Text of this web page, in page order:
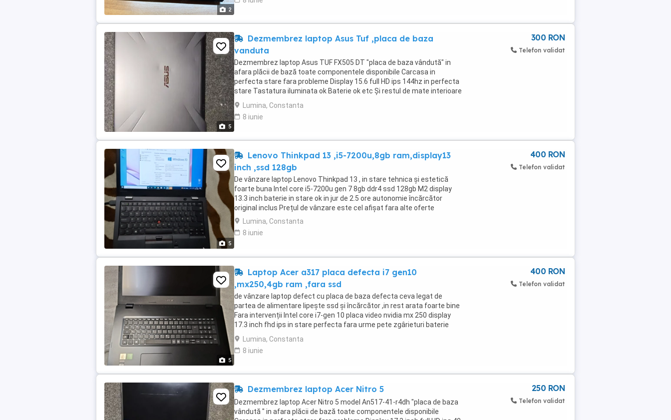
2
5
Dezmembrez laptop Asus Tuf ,placa de baza
vanduta
Dezmembrez laptop Asus TUF FX505 DT "placa de baza vândută" in
afara plăcii de bază toate componentele disponibile Carcasa in
perfecta stare fara probleme Display 15.6 full HD ips 144hz in perfecta
stare Tastatura iluminata ok Baterie ok etc Și restul de mate interioare
Preț îl stabilim in funcție ...
Lumina, Constanta
8 iunie
300 RON
Telefon validat
5
Lenovo Thinkpad 13 ,i5-7200u,8gb ram,display13
inch ,ssd 128gb
De vânzare laptop Lenovo Thinkpad 13 , in stare tehnica și estetică
foarte buna Intel core i5-7200u gen 7 8gb ddr4 ssd 128gb M2 display
13.3 inch baterie in stare ok in jur de 2.5 ore autonomie încărcător
original inclus Prețul de vânzare este cel afișat fara alte oferte
Lumina, Constanta
8 iunie
400 RON
Telefon validat
5
Laptop Acer a317 placa defecta i7 gen10
,mx250,4gb ram ,fara ssd
de vânzare laptop defect cu placa de baza defecta ceva legat de
partea de alimentare lipește ssd și încărcător ,in rest arata foarte bine
Fara intervenții Intel core i7-gen 10 placa video nvidia mx 250 display
17.3 inch fhd ips in stare perfecta fara urme pete zgârieturi baterie
prezenta carcasa ...
Lumina, Constanta
8 iunie
400 RON
Telefon validat
Dezmembrez laptop Acer Nitro 5
Dezmembrez laptop Acer Nitro 5 model An517-41-r4dh "placa de baza
vândută " in afara plăcii de bază toate componentele disponibile
250 RON
Telefon validat